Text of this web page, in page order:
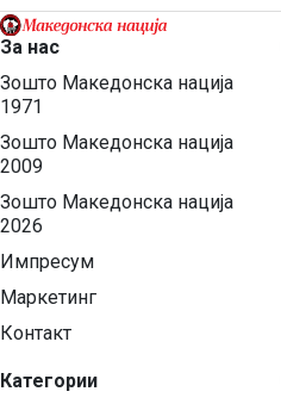
За нас
Зошто Македонска нација
1971
Зошто Македонска нација
2009
Зошто Македонска нација
2026
Импресум
Маркетинг
Контакт
Категории